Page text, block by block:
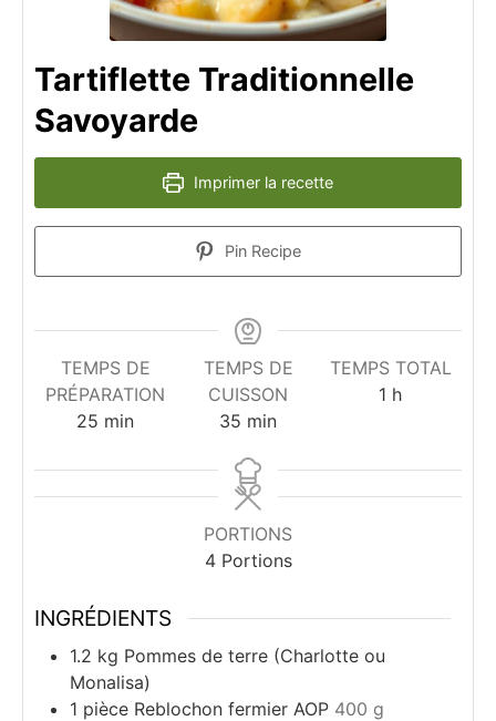
Tartiflette Traditionnelle
Savoyarde
Imprimer la recette
Pin Recipe
TEMPS DE
PRÉPARATION
25 minutes
min
TEMPS DE
CUISSON
35 minutes
min
TEMPS TOTAL
1 heure
h
PORTIONS
4 Portions
INGRÉDIENTS
1.2 kg Pommes de terre (Charlotte ou
Monalisa)
1 pièce Reblochon fermier AOP 400 g